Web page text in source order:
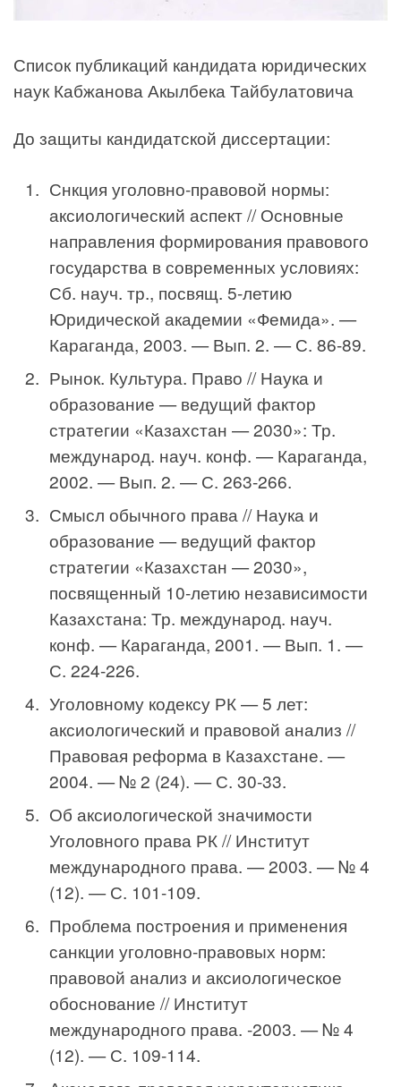
Список публикаций кандидата юридических
наук Кабжанова Акылбека Тайбулатовича
До защиты кандидатской диссертации:
Снкция уголовно-правовой нормы:
аксиологиче­ский аспект // Основные
направления формирования правового
государст­ва в современных условиях:
Сб. науч. тр., посвящ. 5-летию
Юридической академии «Фемида». —
Караганда, 2003. — Вып. 2. — С. 86-89.
Рынок. Культура. Право // Наука и
образование — ведущий фактор
стратегии «Казахстан — 2030»: Тр.
международ. науч. конф. — Караганда,
2002. — Вып. 2. — С. 263-266.
Смысл обычного права // Наука и
образование — ведущий фактор
стратегии «Казахстан — 2030»,
посвященный 10-летию независимости
Казахстана: Тр. международ. науч.
конф. — Караганда, 2001. — Вып. 1. —
С. 224-226.
Уголовному кодексу РК — 5 лет:
аксиологический и правовой анализ //
Правовая реформа в Казахстане. —
2004. — № 2 (24). — С. 30-33.
Об аксиологической значимости
Уголовного права РК // Институт
международного права. — 2003. — № 4
(12). — С. 101-109.
Проблема построения и применения
санкции уго­ловно-правовых норм:
правовой анализ и аксиологическое
обоснование // Институт
международного права. -2003. — № 4
(12). — С. 109-114.